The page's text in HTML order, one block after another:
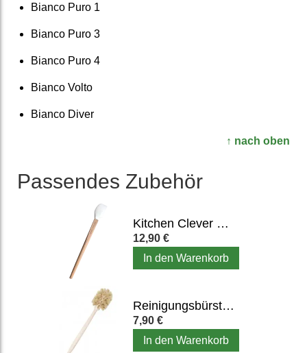
Bianco Puro 1
Bianco Puro 3
Bianco Puro 4
Bianco Volto
Bianco Diver
↑ nach oben
Passendes Zubehör
Kitchen Clever Spatel (3 cm breit)
12,90 €
In den Warenkorb
Reinigungsbürste für Mixbehälter, Entsafter & Flaschen
7,90 €
In den Warenkorb